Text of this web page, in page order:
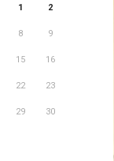
1 2
8 9
15 16
22 23
29 30